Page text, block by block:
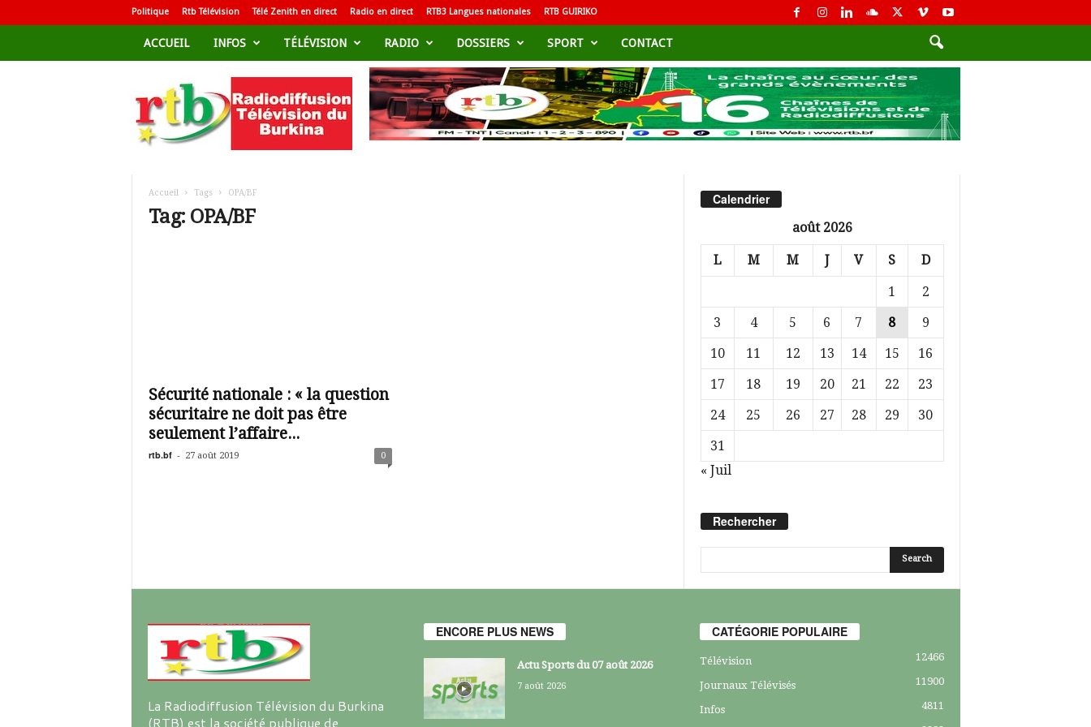
Politique Rtb Télévision Télé Zenith en direct Radio en direct RTB3 Langues nationales RTB GUIRIKO
ACCUEIL INFOS TÉLÉVISION RADIO DOSSIERS SPORT CONTACT
d
i
i
Accueil Tags OPA/BF
Tag: OPA/BF
Sécurité nationale : « la question
sécuritaire ne doit pas être
seulement l’affaire...
rtb.bf - 27 août 2019 0
Calendrier
août 2026
L M M J V S D
1
2
3
4 5 6 7 8
9
10
11 12 13 14 15
16
17
18 19 20 21 22
23
24
25 26 27 28 29
30
31
« Juil
Rechercher
La Radiodiffusion Télévision du Burkina
(RTB) est la société publique de
ENCORE PLUS NEWS
Actu Sports du 07 août 2026
7 août 2026
CATÉGORIE POPULAIRE
Télévision 12466
Journaux Télévisés 11900
Infos
4811